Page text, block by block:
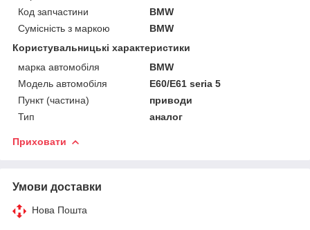
Код запчастини
BMW
Сумісність з маркою
BMW
Користувальницькі характеристики
марка автомобіля
BMW
Модель автомобіля
E60/E61 seria 5
Пункт (частина)
приводи
Тип
аналог
Приховати
Умови доставки
Нова Пошта